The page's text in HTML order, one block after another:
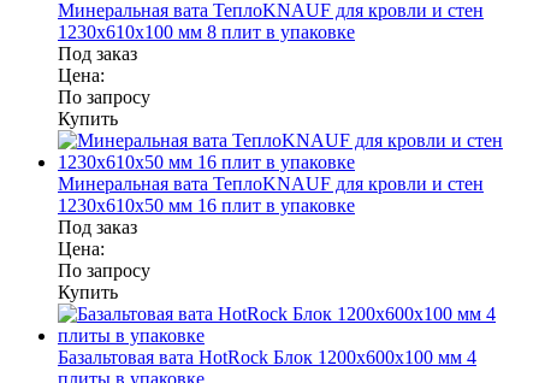
Минеральная вата ТеплоKNAUF для кровли и стен
1230x610x100 мм 8 плит в упаковке
Под заказ
Цена:
По запросу
Купить
Минеральная вата ТеплоKNAUF для кровли и стен
1230x610x50 мм 16 плит в упаковке
Под заказ
Цена:
По запросу
Купить
Базальтовая вата HotRock Блок 1200x600x100 мм 4
плиты в упаковке